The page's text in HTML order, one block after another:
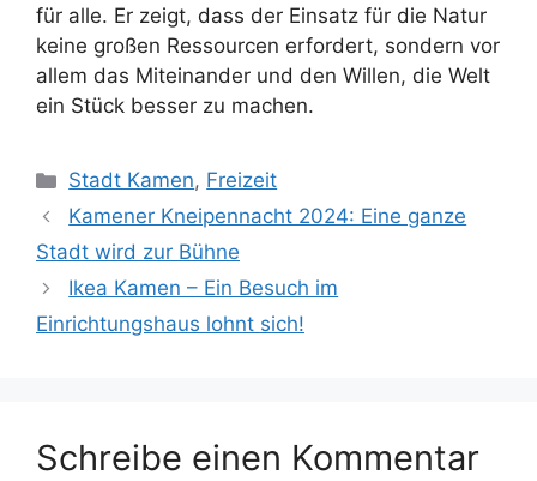
für alle. Er zeigt, dass der Einsatz für die Natur
keine großen Ressourcen erfordert, sondern vor
allem das Miteinander und den Willen, die Welt
ein Stück besser zu machen.
Kategorien
Stadt Kamen, Freizeit
Kamener Kneipennacht 2024: Eine ganze
Stadt wird zur Bühne
Ikea Kamen – Ein Besuch im
Einrichtungshaus lohnt sich!
Schreibe einen Kommentar